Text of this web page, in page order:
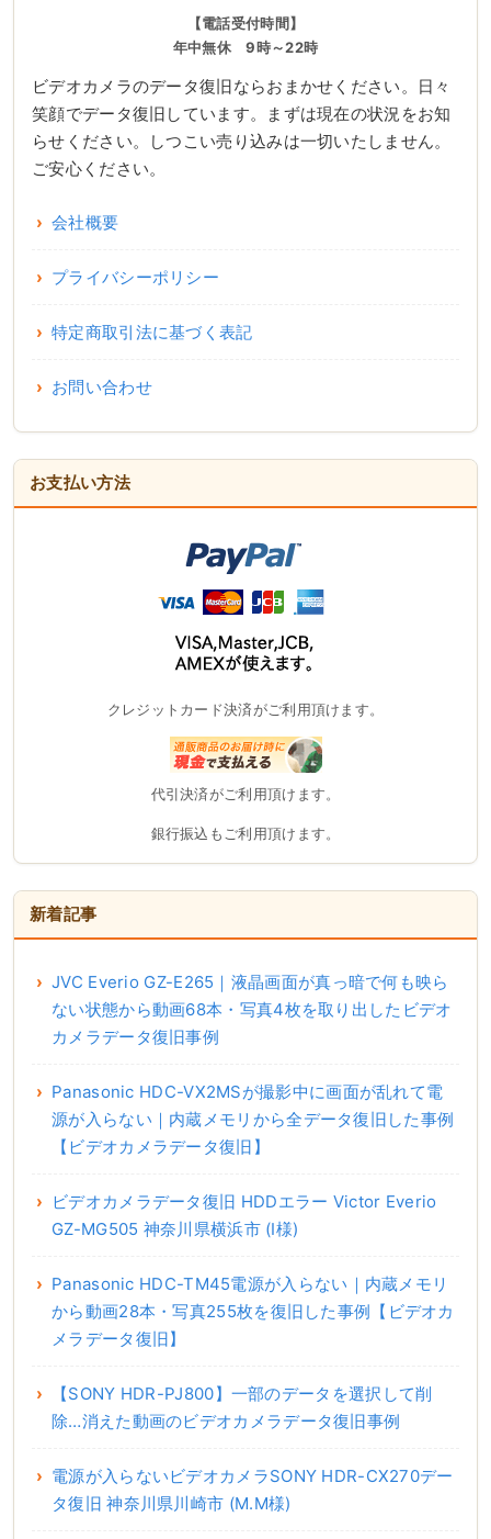
【電話受付時間】
年中無休 9時～22時
ビデオカメラのデータ復旧ならおまかせください。日々
笑顔でデータ復旧しています。まずは現在の状況をお知
らせください。しつこい売り込みは一切いたしません。
ご安心ください。
会社概要
プライバシーポリシー
特定商取引法に基づく表記
お問い合わせ
お支払い方法
クレジットカード決済がご利用頂けます。
代引決済がご利用頂けます。
銀行振込もご利用頂けます。
新着記事
JVC Everio GZ-E265｜液晶画面が真っ暗で何も映ら
ない状態から動画68本・写真4枚を取り出したビデオ
カメラデータ復旧事例
Panasonic HDC-VX2MSが撮影中に画面が乱れて電
源が入らない｜内蔵メモリから全データ復旧した事例
【ビデオカメラデータ復旧】
ビデオカメラデータ復旧 HDDエラー Victor Everio
GZ-MG505 神奈川県横浜市 (I様)
Panasonic HDC-TM45電源が入らない｜内蔵メモリ
から動画28本・写真255枚を復旧した事例【ビデオカ
メラデータ復旧】
【SONY HDR-PJ800】一部のデータを選択して削
除…消えた動画のビデオカメラデータ復旧事例
電源が入らないビデオカメラSONY HDR-CX270デー
タ復旧 神奈川県川崎市 (M.M様)